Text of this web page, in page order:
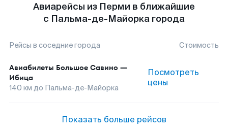
Авиарейсы из Перми в ближайшие
с Пальма-де-Майорка города
Рейсы в соседние города Стоимость
Авиабилеты Большое Савино —
Ибица
140 км до Пальма-де-Майорка
Посмотреть
цены
Показать больше рейсов